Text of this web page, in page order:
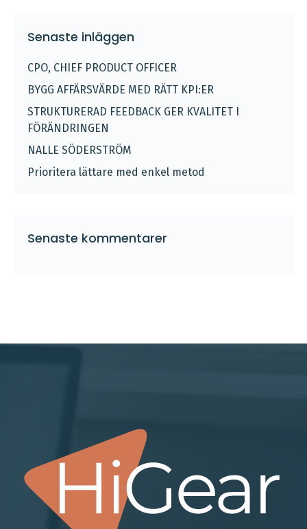
Senaste inläggen
CPO, CHIEF PRODUCT OFFICER
BYGG AFFÄRSVÄRDE MED RÄTT KPI:ER
STRUKTURERAD FEEDBACK GER KVALITET I
FÖRÄNDRINGEN
NALLE SÖDERSTRÖM
Prioritera lättare med enkel metod
Senaste kommentarer